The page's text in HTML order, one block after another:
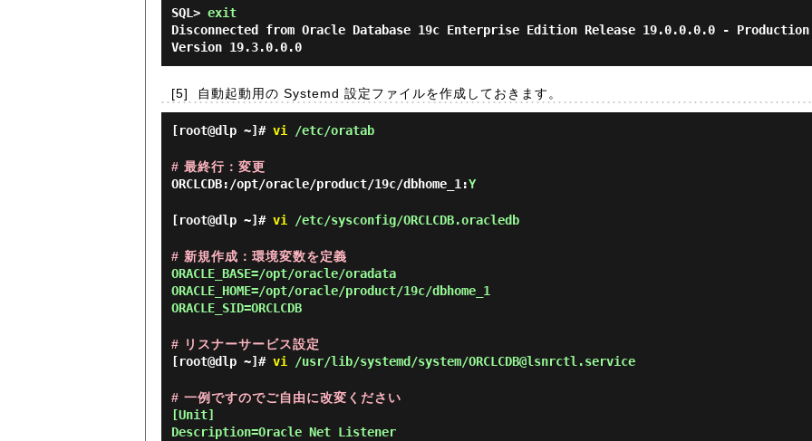
SQL> exit
Disconnected from Oracle Database 19c Enterprise Edition Release 19.0.0.0.0 - Production
[5] 自動起動用の Systemd 設定ファイルを作成しておきます。
[root@dlp ~]# vi /etc/oratab
# 最終行：変更
ORCLCDB:/opt/oracle/product/19c/dbhome_1:Y
[root@dlp ~]# vi /etc/sysconfig/ORCLCDB.oracledb
# 新規作成：環境変数を定義
ORACLE_BASE=/opt/oracle/oradata
ORACLE_HOME=/opt/oracle/product/19c/dbhome_1
ORACLE_SID=ORCLCDB
# リスナーサービス設定
[root@dlp ~]# vi /usr/lib/systemd/system/ORCLCDB@lsnrctl.service
# 一例ですのでご自由に改変ください
[Unit]
Description=Oracle Net Listener